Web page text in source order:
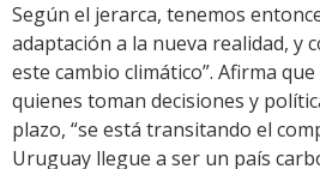
Según el jerarca, tenemos
adaptación a la nueva realidad, y
este cambio climático”. Afirma
quienes toman decisiones y
plazo, “se está transitando el
Uruguay llegue a ser un país